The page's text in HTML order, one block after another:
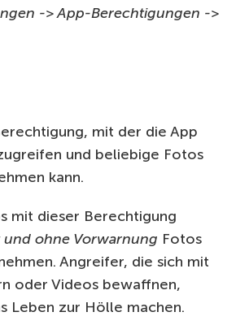
-> App-Berechtigungen ->
mit der die App
und beliebige Fotos
kann.
mit dieser Berechtigung
und ohne Vorwarnung Fotos
Angreifer, die sich mit
oder Videos bewaffnen,
Leben zur Hölle machen.